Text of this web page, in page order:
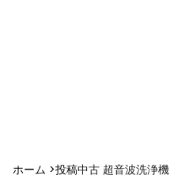
ホーム >投稿中古 超音波洗浄機